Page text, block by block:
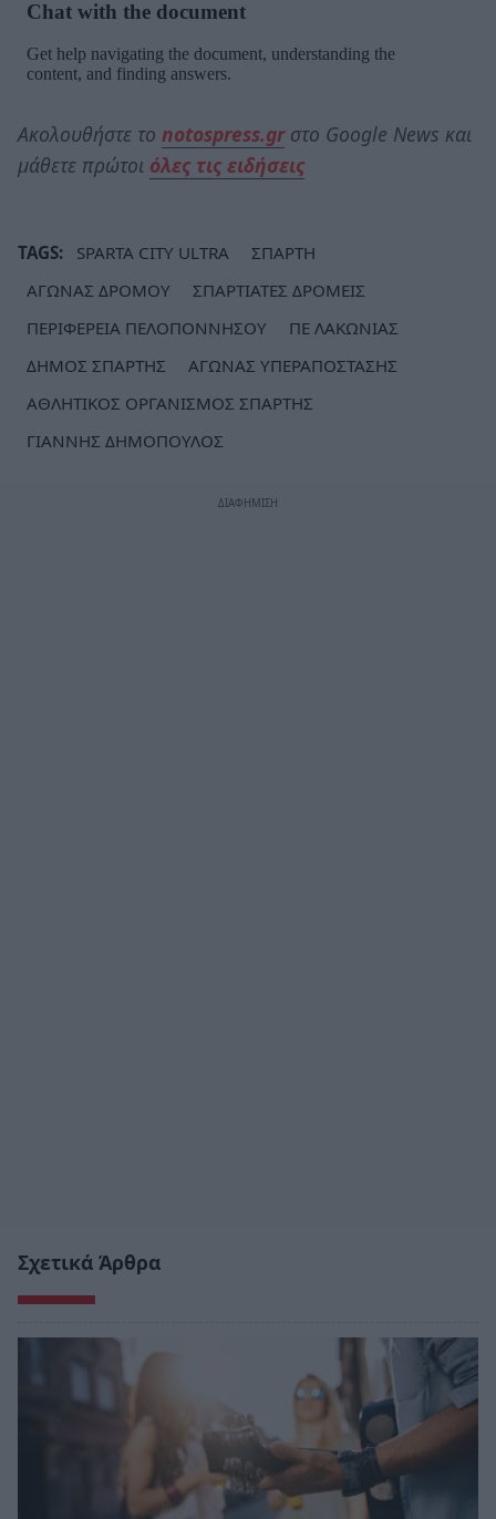
Ακολουθήστε το notospress.grστο Google News και
μάθετε πρώτοι όλες τις ειδήσεις
TAGS: SPARTA CITY ULTRA
ΣΠΑΡΤΗ
ΑΓΩΝΑΣ ΔΡΟΜΟΥ
ΣΠΑΡΤΙΑΤΕΣ ΔΡΟΜΕΙΣ
ΠΕΡΙΦΕΡΕΙΑ ΠΕΛΟΠΟΝΝΗΣΟΥ
ΠΕ ΛΑΚΩΝΙΑΣ
ΔΗΜΟΣ ΣΠΑΡΤΗΣ
ΑΓΩΝΑΣ ΥΠΕΡΑΠΟΣΤΑΣΗΣ
ΑΘΛΗΤΙΚΟΣ ΟΡΓΑΝΙΣΜΟΣ ΣΠΑΡΤΗΣ
ΓΙΑΝΝΗΣ ΔΗΜΟΠΟΥΛΟΣ
Σχετικά Άρθρα